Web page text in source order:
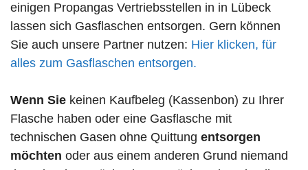
einigen Propangas Vertriebsstellen in in Lübeck
lassen sich Gasflaschen entsorgen. Gern können
Sie auch unsere Partner nutzen: Hier klicken, für
alles zum Gasflaschen entsorgen.
Wenn Sie keinen Kaufbeleg (Kassenbon) zu Ihrer
Flasche haben oder eine Gasflasche mit
technischen Gasen ohne Quittung entsorgen
möchten oder aus einem anderen Grund niemand